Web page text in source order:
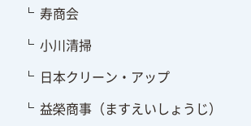
寿商会
小川清掃
日本クリーン・アップ
益榮商事（ますえいしょうじ）